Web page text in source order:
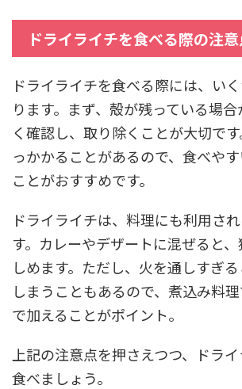
ドライライチを食べる際の注
ドライライチを食べる際には、い
ります。まず、殻が残っている場
く確認し、取り除くことが大切で
っかかることがあるので、食べや
ことがおすすめです。
ドライライチは、料理にも利用さ
す。カレーやデザートに混ぜると
しめます。ただし、火を通しすぎ
しまうこともあるので、煮込み料
で加えることがポイント。
上記の注意点を押さえつつ、ドラ
食べましょう。